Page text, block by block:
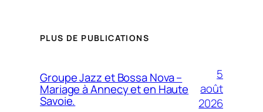
PLUS DE PUBLICATIONS
Groupe Jazz et Bossa Nova –
Mariage à Annecy et en Haute
Savoie.
5
août
2026